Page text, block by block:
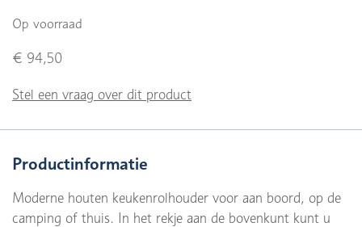
Op voorraad
€ 94,50
Stel een vraag over dit product
Productinformatie
Moderne houten keukenrolhouder voor aan boord, op de
camping of thuis. In het rekje aan de bovenkunt kunt u